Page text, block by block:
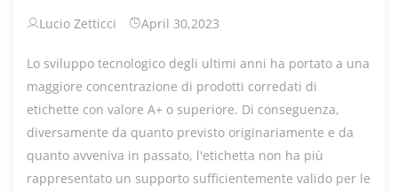
Lucio Zetticci
April 30,2023
Lo sviluppo tecnologico degli ultimi anni ha portato a una
maggiore concentrazione di prodotti corredati di
etichette con valore A+ o superiore. Di conseguenza,
diversamente da quanto previsto originariamente e da
quanto avveniva in passato, l'etichetta non ha più
rappresentato un supporto sufficientemente valido per le